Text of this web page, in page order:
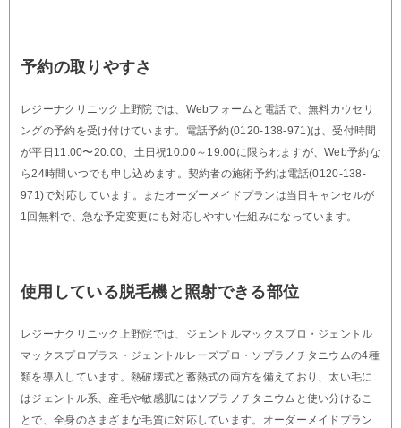
予約の取りやすさ
レジーナクリニック上野院では、Webフォームと電話で、無料カウセリ
ングの予約を受け付けています。電話予約(0120-138-971)は、受付時間
が平日11:00〜20:00、土日祝10:00～19:00に限られますが、Web予約な
ら24時間いつでも申し込めます。契約者の施術予約は電話(0120-138-
971)で対応しています。またオーダーメイドプランは当日キャンセルが
1回無料で、急な予定変更にも対応しやすい仕組みになっています。
使用している脱毛機と照射できる部位
レジーナクリニック上野院では、ジェントルマックスプロ・ジェントル
マックスプロプラス・ジェントルレーズプロ・ソプラノチタニウムの4種
類を導入しています。熱破壊式と蓄熱式の両方を備えており、太い毛に
はジェントル系、産毛や敏感肌にはソプラノチタニウムと使い分けるこ
とで、全身のさまざまな毛質に対応しています。オーダーメイドプラン